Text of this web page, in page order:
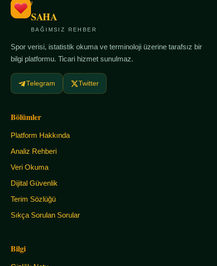
/
SAHA
BAĞIMSIZ REHBER
Spor verisi, istatistik okuma ve terminoloji üzerine tarafsız bir
bilgi platformu. Ticari hizmet sunulmaz.
Telegram Twitter
Bölümler
Platform Hakkında
Analiz Rehberi
Veri Okuma
Dijital Güvenlik
Terim Sözlüğü
Sıkça Sorulan Sorular
Bilgi